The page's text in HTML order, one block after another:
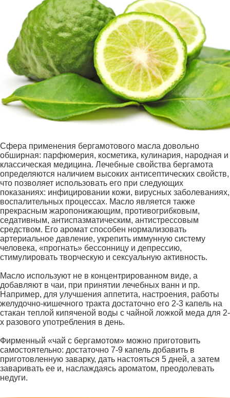
Сфера применения бергамотового масла довольно
обширная: парфюмерия, косметика, кулинария, народная и
классическая медицина. Лечебные свойства бергамота
определяются наличием высоких антисептических свойств,
что позволяет использовать его при следующих
показаниях: инфицировании кожи, вирусных заболеваниях,
воспалительных процессах. Масло является также
прекрасным жаропонижающим, противогрибковым,
седативным, антиспазматическим, антистрессовым
средством. Его аромат способен нормализовать
артериальное давление, укрепить иммунную систему
человека, «прогнать» бессонницу и депрессию,
стимулировать творческую и сексуальную активность.
Масло используют не в концентрированном виде, а
добавляют в чаи, при принятии лечебных ванн и пр.
Например, для улучшения аппетита, настроения, работы
желудочно-кишечного тракта достаточно его 2-3 капель на
стакан теплой кипяченой воды с чайной ложкой меда для 2-
х разового употребления в день.
Фирменный «чай с бергамотом» можно приготовить
самостоятельно: достаточно 7-9 капель добавить в
приготовленную заварку, дать настояться 5 дней, а затем
заваривать ее и, наслаждаясь ароматом, преодолевать
недуги.